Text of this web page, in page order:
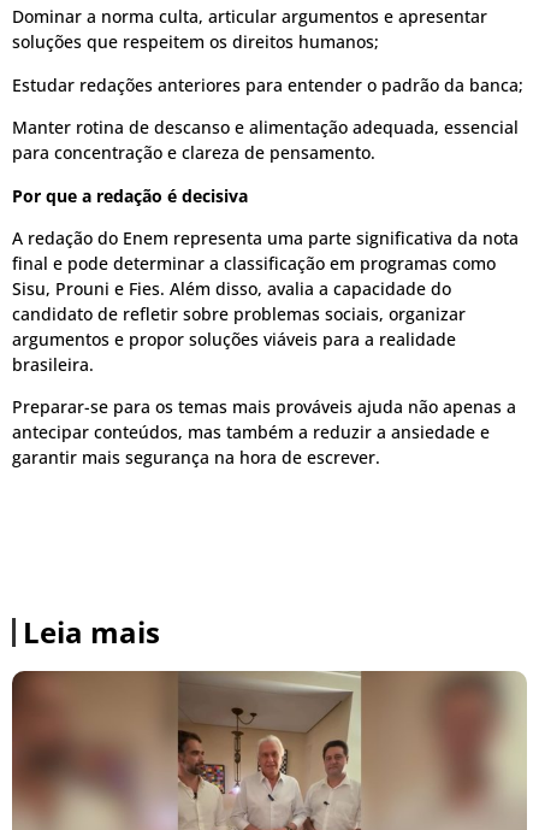
Dominar a norma culta, articular argumentos e apresentar
soluções que respeitem os direitos humanos;
Estudar redações anteriores para entender o padrão da banca;
Manter rotina de descanso e alimentação adequada, essencial
para concentração e clareza de pensamento.
Por que a redação é decisiva
A redação do Enem representa uma parte significativa da nota
final e pode determinar a classificação em programas como
Sisu, Prouni e Fies. Além disso, avalia a capacidade do
candidato de refletir sobre problemas sociais, organizar
argumentos e propor soluções viáveis para a realidade
brasileira.
Preparar-se para os temas mais prováveis ajuda não apenas a
antecipar conteúdos, mas também a reduzir a ansiedade e
garantir mais segurança na hora de escrever.
Leia mais